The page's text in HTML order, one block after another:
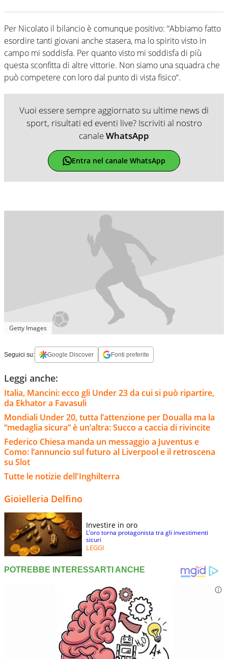
Per Nicolato il bilancio è comunque positivo: “Abbiamo fatto
esordire tanti giovani anche stasera, ma lo spirito visto in
campo mi soddisfa. Per quanto visto mi soddisfa di più
questa sconfitta di altre vittorie. Non siamo una squadra che
può competere con loro dal punto di vista fisico“.
Vuoi essere sempre aggiornato su ultime news di
sport, risultati ed eventi live? Iscriviti al nostro
canaleWhatsApp
Entra nel canale WhatsApp
Getty Images
Seguici su: Google Discover Fonti preferite
Leggi anche:
Italia, Mancini: ecco gli Under 23 da cui si può ripartire,
da Ekhator a Favasuli
Mondiali Under 20, tutta l’attenzione per Doualla ma la
“medaglia sicura” è un’altra: Succo a caccia di rivincite
Federico Chiesa manda un messaggio a Juventus e
Como: l’annuncio sul futuro al Liverpool e il retroscena
su Slot
Tutte le notizie dell'Inghilterra
Gioielleria Delfino
Investire in oro
L’oro torna protagonista tra gli investimenti
sicuri
LEGGI